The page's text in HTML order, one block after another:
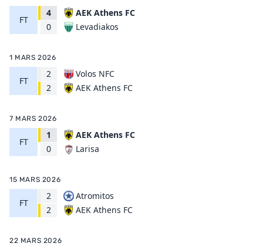
FT
4
0
AEK Athens FC
Levadiakos
1 MARS 2026
FT
2
2
Volos NFC
AEK Athens FC
7 MARS 2026
FT
1
0
AEK Athens FC
Larisa
15 MARS 2026
FT
2
2
Atromitos
AEK Athens FC
22 MARS 2026